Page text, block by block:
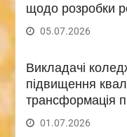
щодо розробки
05.07.2026
Викладачі
підвищення
трансформація
01.07.2026